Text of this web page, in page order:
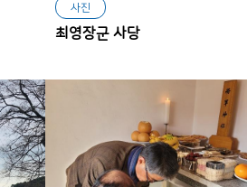
사진
최영장군 사당